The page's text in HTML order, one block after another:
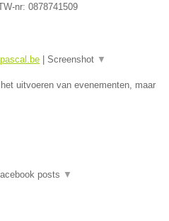
nr: 0878741509
| Screenshot ▼
uitvoeren van evenementen, maar
posts ▼